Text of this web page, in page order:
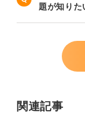
題が知りた
関連記事